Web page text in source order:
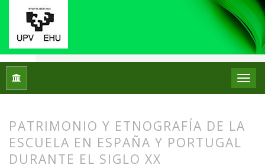
Inicio Reseñas bibliográficas
PATRIMONIO Y ETNOGRAFÍA DE LA
ESCUELA EN ESPAÑA Y PORTUGAL
DURANTE EL SIGLO XX